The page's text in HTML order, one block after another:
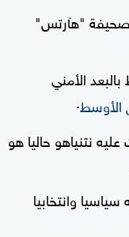
صحيفة "هآرتس"
بالبعد الأمني
الأوسط.
نتنياهو حاليا هو
وانتخابيا